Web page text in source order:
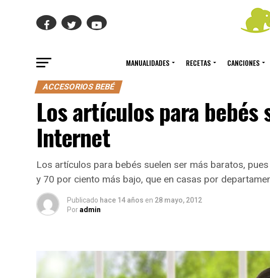
MANUALIDADES RECETAS CANCIONES
ACCESORIOS BEBÉ
Los artículos para bebés
Internet
Los artículos para bebés suelen ser más baratos,
y 70 por ciento más bajo, que en casas por
Publicado hace 14 años en 28 mayo, 2012
Poradmin